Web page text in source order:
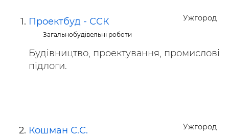
Ужгород
Проектбуд - ССК
Загальнобудівельні роботи
Будівництво, проектування, промислові
підлоги.
Ужгород
Кошман С.С.